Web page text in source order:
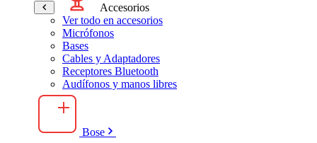
Accesorios
Ver todo en accesorios
Micrófonos
Bases
Cables y Adaptadores
Receptores Bluetooth
Audífonos y manos libres
Bose